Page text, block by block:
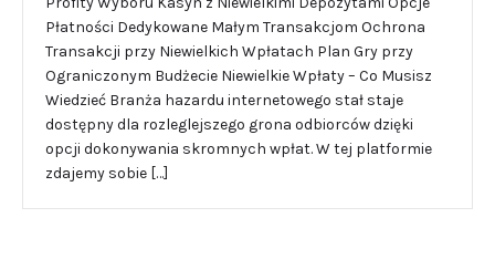
Płatności Dedykowane Małym Transakcjom Ochrona
Transakcji przy Niewielkich Wpłatach Plan Gry przy
Ograniczonym Budżecie Niewielkie Wpłaty – Co Musisz
Wiedzieć Branża hazardu internetowego stał staje
dostępny dla rozleglejszego grona odbiorców dzięki
opcji dokonywania skromnych wpłat. W tej platformie
zdajemy sobie […]